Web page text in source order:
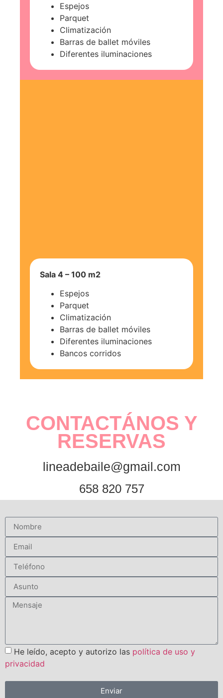
Espejos
Parquet
Climatización
Barras de ballet móviles
Diferentes iluminaciones
Sala 4 – 100 m2
Espejos
Parquet
Climatización
Barras de ballet móviles
Diferentes iluminaciones
Bancos corridos
CONTACTÁNOS Y
RESERVAS
lineadebaile@gmail.com
658 820 757
He leído, acepto y autorizo las política de uso y
privacidad
Enviar